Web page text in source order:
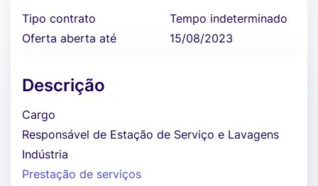
Tipo contrato
Tempo indeterminado
Oferta aberta até
15/08/2023
Descrição
Cargo
Responsável de Estação de Serviço e Lavagens
Indústria
Prestação de serviços